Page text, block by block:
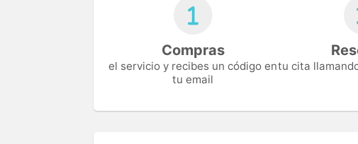
Compras
el servicio y recibes un código en
tu email
tu cita